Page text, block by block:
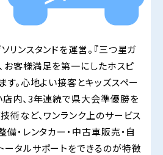
ンスタンドを運営。『三つ星ガ
、お客様満足を第一にしたホスピ
す。心地よい接客とキッズスペー
内、3年連続で県大会準優勝を
術など、ワンランク上のサービス
備・レンタカー・中古車販売・自
タルサポートをできるのが特徴